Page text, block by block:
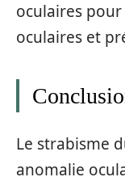
oculaires
oculaires et
Le strabisme
anomalie